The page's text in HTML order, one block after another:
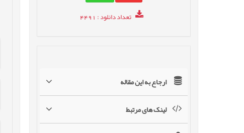
تعداد دانلود: 4491
ارجاع به این مقاله
لینک های مرتبط